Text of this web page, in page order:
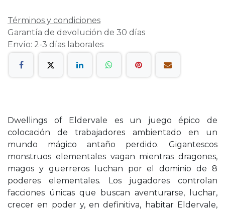
Términos y condiciones
Garantía de devolución de 30 días
Envío: 2-3 días laborales
Dwellings of Eldervale es un juego épico de
colocación de trabajadores ambientado en un
mundo mágico antaño perdido. Gigantescos
monstruos elementales vagan mientras dragones,
magos y guerreros luchan por el dominio de 8
poderes elementales. Los jugadores controlan
facciones únicas que buscan aventurarse, luchar,
crecer en poder y, en definitiva, habitar Eldervale,